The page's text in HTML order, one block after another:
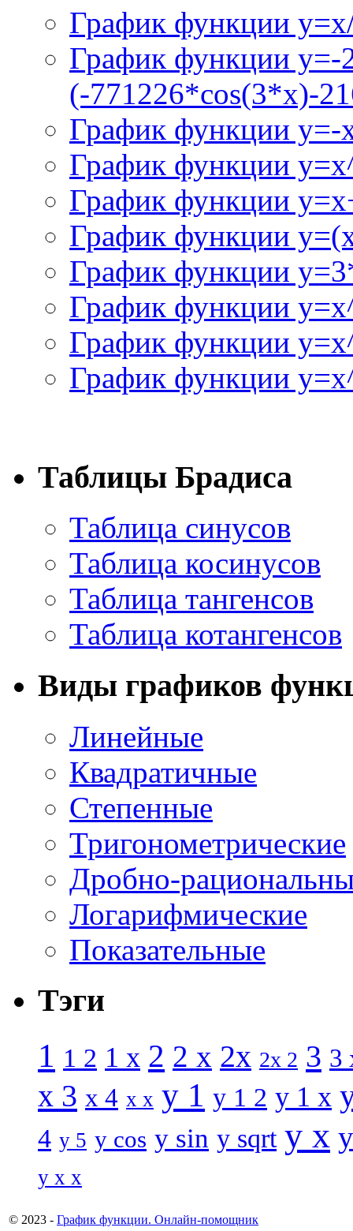
График функции
График функции y=-
(-771226*cos(3*x)-
График функции
График функции
График функции
График функции
График функции
График функции
График функции
График функции
Таблицы Брадиса
Таблица синусов
Таблица косинусов
Таблица тангенсов
Таблица котангенсов
Виды графиков
Линейные
Квадратичные
Степенные
Тригонометрические
Дробно-
Логарифмические
Показательные
Тэги
1 1 2 1 x 2 2 x 2x 2x 2 3 3
x 3 x 4 x x y 1 y 1 2 y 1 x
4 y 5 y cos y sin y sqrt y x
y x x
© 2023 - График функции. Онлайн-помощник